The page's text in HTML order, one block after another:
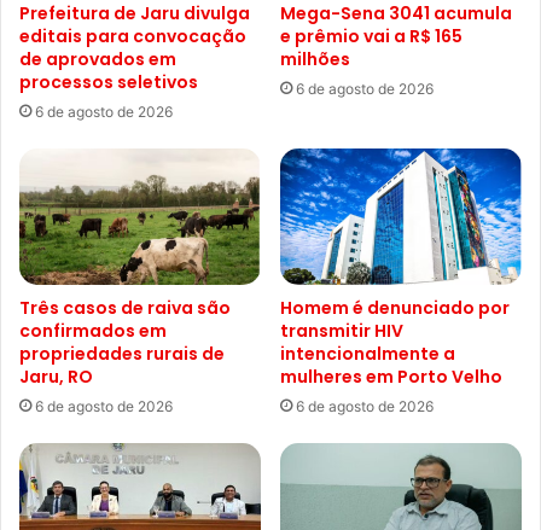
Prefeitura de Jaru divulga
editais para convocação
de aprovados em
processos seletivos
6 de agosto de 2026
Mega-Sena 3041 acumula
e prêmio vai a R$ 165
milhões
6 de agosto de 2026
Três casos de raiva são
confirmados em
propriedades rurais de
Jaru, RO
6 de agosto de 2026
Homem é denunciado por
transmitir HIV
intencionalmente a
mulheres em Porto Velho
6 de agosto de 2026